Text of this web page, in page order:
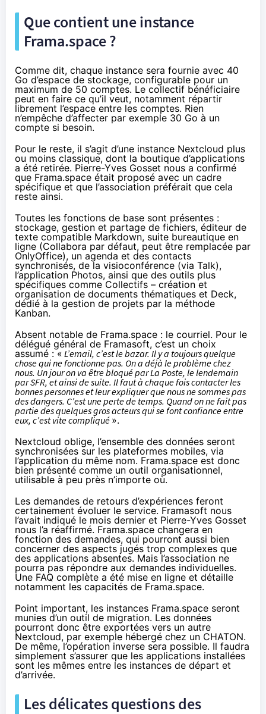
Que contient une instance
Frama.space ?
Comme dit, chaque instance sera fournie avec 40
Go d’espace de stockage, configurable pour un
maximum de 50 comptes. Le collectif bénéficiaire
peut en faire ce qu’il veut, notamment répartir
librement l’espace entre les comptes. Rien
n’empêche d’affecter par exemple 30 Go à un
compte si besoin.
Pour le reste, il s’agit d’une instance Nextcloud plus
ou moins classique, dont la boutique d’applications
a été retirée. Pierre-Yves Gosset nous a confirmé
que Frama.space était proposé avec un cadre
spécifique et que l’association préférait que cela
reste ainsi.
Toutes les fonctions de base sont présentes :
stockage, gestion et partage de fichiers, éditeur de
texte compatible Markdown, suite bureautique en
ligne (Collabora par défaut, peut être remplacée par
OnlyOffice), un agenda et des contacts
synchronisés, de la visioconférence (via Talk),
l’application Photos, ainsi que des outils plus
spécifiques comme Collectifs – création et
organisation de documents thématiques et Deck,
dédié à la gestion de projets par la méthode
Kanban.
Absent notable de Frama.space : le courriel. Pour le
délégué général de Framasoft, c’est un choix
assumé : « L’email, c’est le bazar. Il y a toujours quelque
chose qui ne fonctionne pas. On a déjà le problème chez
nous. Un jour on va être bloqué par La Poste, le lendemain
par SFR, et ainsi de suite. Il faut à chaque fois contacter les
bonnes personnes et leur expliquer que nous ne sommes pas
des dangers. C’est une perte de temps. Quand on ne fait pas
partie des quelques gros acteurs qui se font confiance entre
eux, c’est vite compliqué ».
Nextcloud oblige, l’ensemble des données seront
synchronisées sur les plateformes mobiles, via
l’application du même nom. Frama.space est donc
bien présenté comme un outil organisationnel,
utilisable à peu près n’importe où.
Les demandes de retours d’expériences feront
certainement évoluer le service. Framasoft nous
l’avait indiqué le mois dernier et Pierre-Yves Gosset
nous l’a réaffirmé. Frama.space changera en
fonction des demandes, qui pourront aussi bien
concerner des aspects jugés trop complexes que
des applications absentes. Mais l’association ne
pourra pas répondre aux demandes individuelles.
Une FAQ complète a été mise en ligne et détaille
notamment les capacités de Frama.space.
Point important, les instances Frama.space seront
munies d’un outil de migration. Les données
pourront donc être exportées vers un autre
Nextcloud, par exemple hébergé chez un CHATON.
De même, l’opération inverse sera possible. Il faudra
simplement s’assurer que les applications installées
sont les mêmes entre les instances de départ et
d’arrivée.
Les délicates questions des